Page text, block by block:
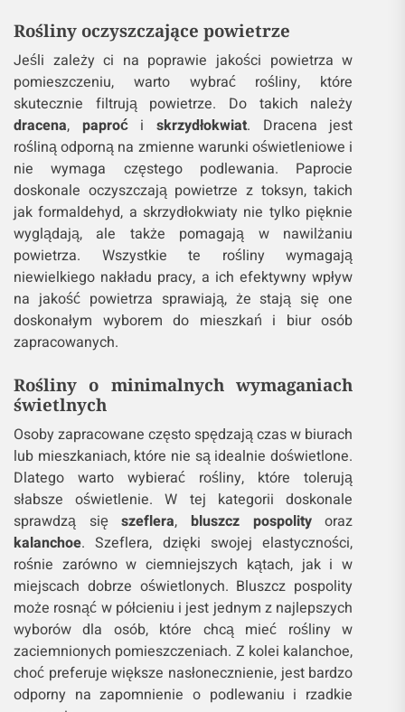
Rośliny oczyszczające powietrze
Jeśli zależy ci na poprawie jakości powietrza w
pomieszczeniu, warto wybrać rośliny, które
skutecznie filtrują powietrze. Do takich należy
dracena, paproći skrzydłokwiat. Dracena jest
rośliną odporną na zmienne warunki oświetleniowe i
nie wymaga częstego podlewania. Paprocie
doskonale oczyszczają powietrze z toksyn, takich
jak formaldehyd, a skrzydłokwiaty nie tylko pięknie
wyglądają, ale także pomagają w nawilżaniu
powietrza. Wszystkie te rośliny wymagają
niewielkiego nakładu pracy, a ich efektywny wpływ
na jakość powietrza sprawiają, że stają się one
doskonałym wyborem do mieszkań i biur osób
zapracowanych.
Rośliny o minimalnych wymaganiach
świetlnych
Osoby zapracowane często spędzają czas w biurach
lub mieszkaniach, które nie są idealnie doświetlone.
Dlatego warto wybierać rośliny, które tolerują
słabsze oświetlenie. W tej kategorii doskonale
sprawdzą sięszeflera, bluszcz pospolityoraz
kalanchoe. Szeflera, dzięki swojej elastyczności,
rośnie zarówno w ciemniejszych kątach, jak i w
miejscach dobrze oświetlonych. Bluszcz pospolity
może rosnąć w półcieniu i jest jednym z najlepszych
wyborów dla osób, które chcą mieć rośliny w
zaciemnionych pomieszczeniach. Z kolei kalanchoe,
choć preferuje większe nasłonecznienie, jest bardzo
odporny na zapomnienie o podlewaniu i rzadkie